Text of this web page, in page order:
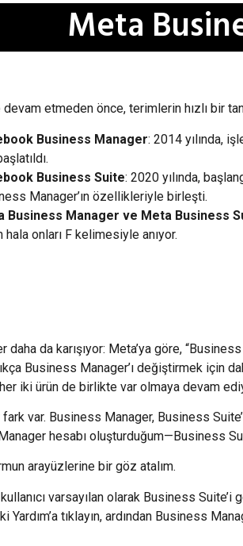
Meta
etmeden önce, terimlerin hızlı bir
Business Manager: 2014 yılında,
Business Suite: 2020 yılında,
Manager’ın özellikleriyle birleşti.
Business Manager ve Meta Business
hala onları F kelimesiyle anıyor.
daha da karışıyor: Meta’ya göre,
Business Manager’ı değiştirmek için
iki ürün de birlikte var olmaya devam
var. Business Manager, Business
hesabı oluşturduğum—Business
arayüzlerine bir göz atalım.
varsayılan olarak Business
Yardım’a tıklayın, ardından Business